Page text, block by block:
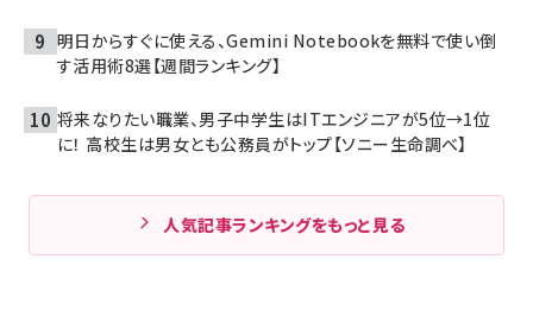
明日からすぐに使える、Gemini Notebookを無料で使い倒
す活用術8選【週間ランキング】
将来なりたい職業、男子中学生はITエンジニアが5位→1位
に！ 高校生は男女とも公務員がトップ【ソニー生命調べ】
人気記事ランキングをもっと見る